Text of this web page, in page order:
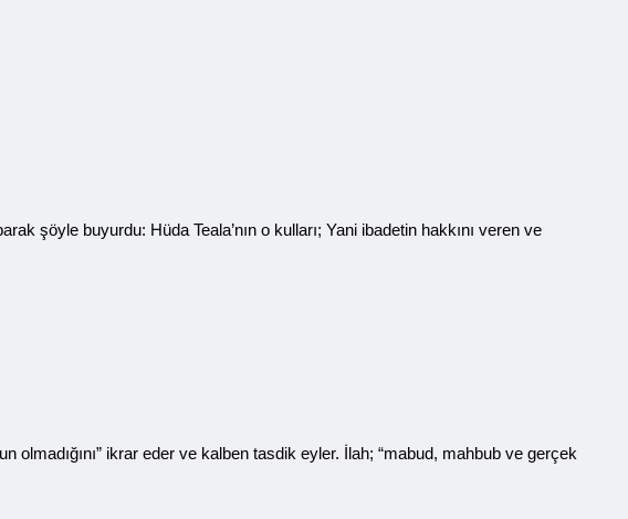
şöyle buyurdu: Hüda Teala’nın o kulları; Yani ibadetin hakkını veren ve
olmadığını” ikrar eder ve kalben tasdik eyler. İlah; “mabud, mahbub ve gerçek